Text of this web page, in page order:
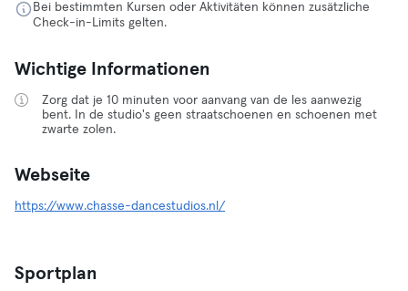
Bei bestimmten Kursen oder Aktivitäten können zusätzliche
Check-in-Limits gelten.
Wichtige Informationen
Zorg dat je 10 minuten voor aanvang van de les aanwezig
bent. In de studio's geen straatschoenen en schoenen met
zwarte zolen.
Webseite
https://www.chasse-dancestudios.nl/
Sportplan